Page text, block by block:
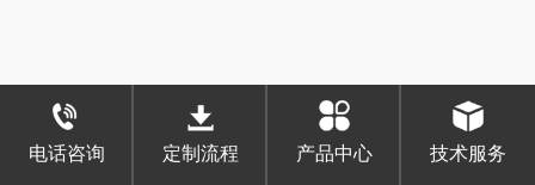
电话咨询 定制流程 产品中心 技术服务